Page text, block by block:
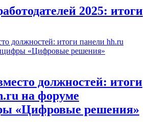
2025: итоги
должностей: итоги
на форуме
«Цифровые решения»